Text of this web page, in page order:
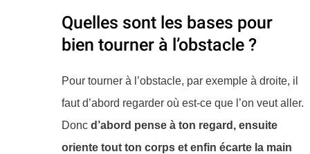
​Quelles sont les bases pour
bien tourner à l’obstacle ?
Pour tourner à l’obstacle, par exemple à droite, il
faut d’abord regarder où est-ce que l’on veut aller.
Donc d’abord pense à ton regard, ensuite
oriente tout ton corps et enfin écarte la main